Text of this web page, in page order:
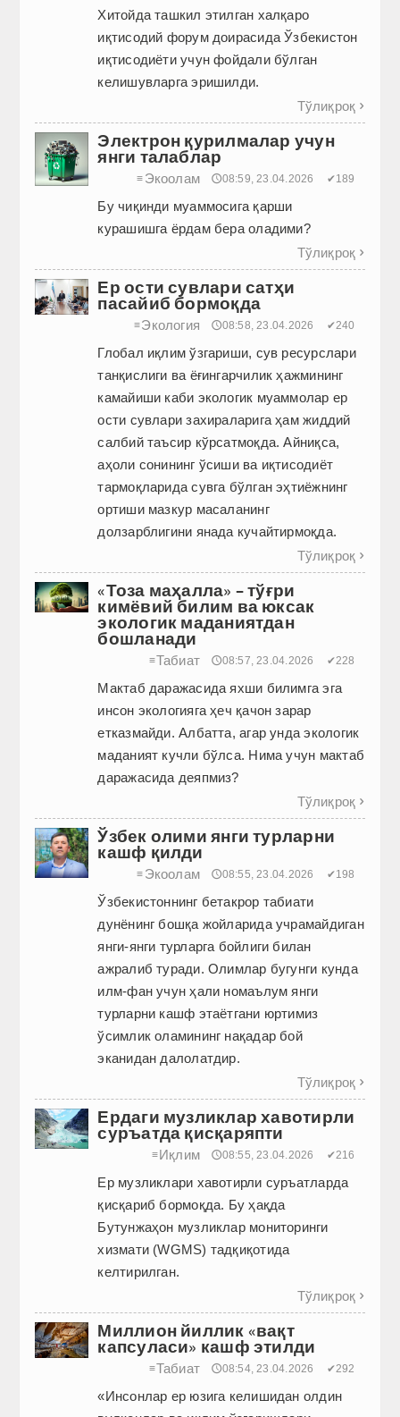
Хитойда ташкил этилган халқаро
иқтисодий форум доирасида Ўзбекистон
иқтисодиёти учун фойдали бўлган
келишувларга эришилди.
Тўлиқроқ 
Электрон қурилмалар учун
янги талаблар
≡ Экоолам 🕔08:59, 23.04.2026 ✔189
Бу чиқинди муаммосига қарши
курашишга ёрдам бера оладими?
Тўлиқроқ 
Ер ости сувлари сатҳи
пасайиб бормоқда
≡Экология 🕔08:58, 23.04.2026 ✔240
Глобал иқлим ўзгариши, сув ресурс­лари
танқислиги ва ёғингарчилик ҳажмининг
камайиши каби экологик муаммолар ер
ости сувлари захираларига ҳам жиддий
салбий таъсир кўрсатмоқда. Айниқса,
аҳоли сонининг ўсиши ва иқтисодиёт
тармоқларида сувга бўлган эҳтиёжнинг
ортиши мазкур масаланинг
долзарблигини янада кучайтирмоқда.
Тўлиқроқ 
«Тоза маҳалла» – тўғри
кимёвий билим ва юксак
экологик маданиятдан
бошланади
≡Табиат 🕔08:57, 23.04.2026 ✔228
Мактаб даражасида яхши билимга эга
инсон экологияга ҳеч қачон зарар
етказмайди. Албатта, агар унда экологик
маданият кучли бўлса. Нима учун мактаб
даражасида деяпмиз?
Тўлиқроқ 
Ўзбек олими янги турларни
кашф қилди
≡ Экоолам 🕔08:55, 23.04.2026 ✔198
Ўзбекистоннинг бетакрор табиати
дунёнинг бош­қа жойларида учрамайдиган
янги-янги турларга бойлиги билан
ажралиб туради. Олимлар бугунги кунда
илм-фан учун ҳали номаълум янги
турларни кашф этаётгани юртимиз
ўсимлик оламининг нақадар бой
эканидан далолатдир.
Тўлиқроқ 
Ердаги музликлар хавотирли
суръатда қисқаряпти
≡Иқлим 🕔08:55, 23.04.2026 ✔216
Ер музликлари хавотирли суръатларда
қисқариб бормоқда. Бу ҳақда
Бутунжаҳон музликлар мониторинги
хизмати (WGMS) тадқиқотида
келтирилган.
Тўлиқроқ 
Миллион йиллик «вақт
капсуласи» кашф этилди
≡Табиат 🕔08:54, 23.04.2026 ✔292
«Инсонлар ер юзига келишидан олдин